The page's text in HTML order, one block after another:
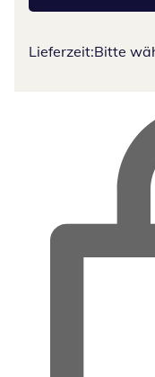
Lieferzeit:Bitte